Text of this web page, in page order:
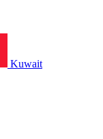
Kuwait